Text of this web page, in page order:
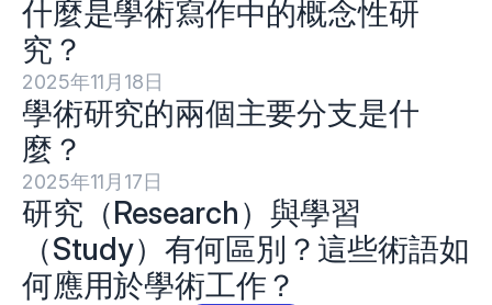
什麼是學術寫作中的概念性研
究？
2025年11月18日
學術研究的兩個主要分支是什
麼？
2025年11月17日
研究（Research）與學習
（Study）有何區別？這些術語如
何應用於學術工作？